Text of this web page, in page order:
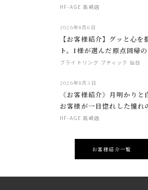
HF-AGE 高崎店
2026年8月6日
【お客様紹介】グッと心
ト。I様が選んだ原点回帰
ブライトリング ブティック 仙台
2026年8月3日
《お客様紹介》月明かりと
お客様が一目惚れした憧れ
HF-AGE 高崎店
お客様紹介一覧